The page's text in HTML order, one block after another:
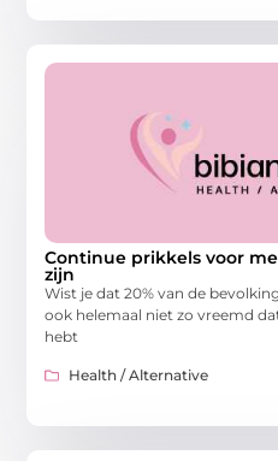
Continue prikkels voor
zijn
Wist je dat 20% van de
ook helemaal niet zo vreemd
hebt
Health / Alternative